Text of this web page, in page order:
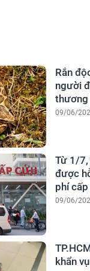
Rắn
người
thương
09/06/
Từ 1/7,
được
phí
09/06/
khẩn